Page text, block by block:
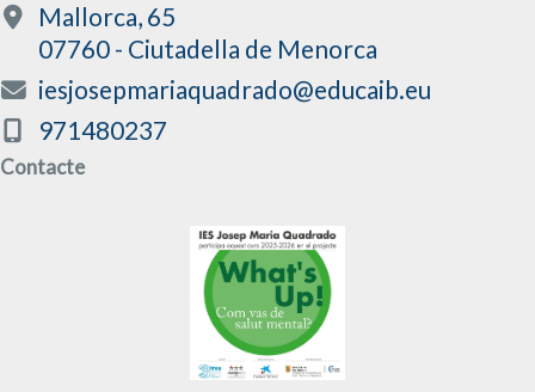
Mallorca, 65
07760 - Ciutadella de Menorca
iesjosepmariaquadrado@educaib.eu
971480237
Contacte